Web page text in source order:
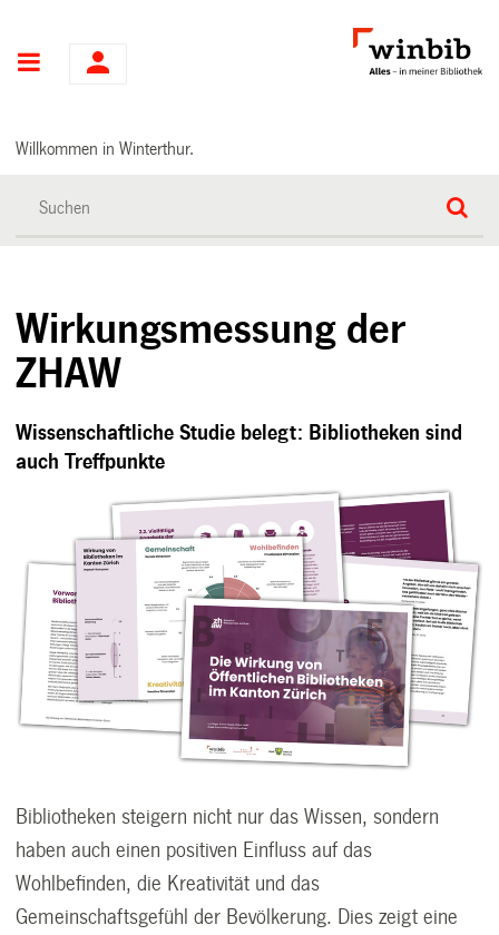
Hauptnavigation
Willkommen in Winterthur.
Wirkungsmessung der
ZHAW
Wissenschaftliche Studie belegt: Bibliotheken sind
auch Treffpunkte
Bibliotheken steigern nicht nur das Wissen, sondern
haben auch einen positiven Einfluss auf das
Wohlbefinden, die Kreativität und das
Gemeinschaftsgefühl der Bevölkerung. Dies zeigt eine